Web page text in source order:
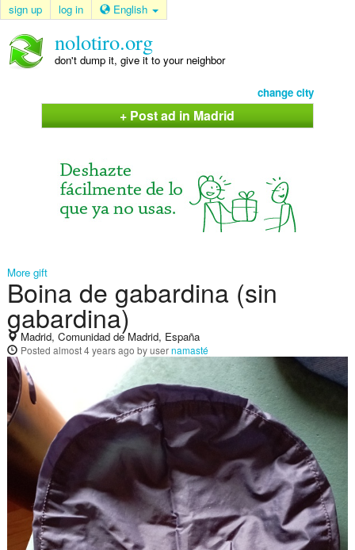
sign up log in English
nolotiro.org
don't dump it, give it to your neighbor
change city
+ Post ad in Madrid
More gift
Boina de gabardina (sin
gabardina)
Madrid, Comunidad de Madrid, España
Posted almost 4 years ago by usernamasté